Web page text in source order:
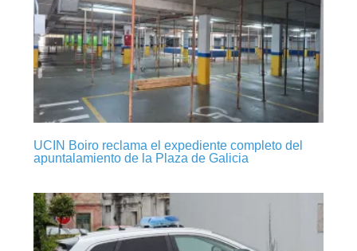
UCIN Boiro reclama el expediente completo del
apuntalamiento de la Plaza de Galicia